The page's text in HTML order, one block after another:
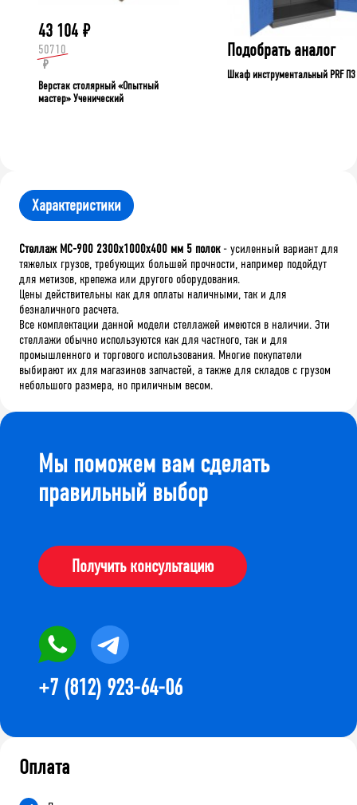
43 104 ₽
50710
₽
Верстак столярный «Опытный
мастер» Ученический
Подобрать аналог
Шкаф инструментальный PRF П3
Характеристики
Стеллаж МС-900 2300х1000х400 мм 5 полок- усиленный вариант для
тяжелых грузов, требующих большей прочности, например подойдут
для метизов, крепежа или другого оборудования.
Цены действительны как для оплаты наличными, так и для
безналичного расчета.
Все комплектации данной модели стеллажей имеются в наличии. Эти
стеллажи обычно используются как для частного, так и для
промышленного и торгового использования. Многие покупатели
выбирают их для магазинов запчастей, а также для складов с грузом
небольшого размера, но приличным весом.
Мы поможем вам сделать
правильный выбор
Получить консультацию
+7 (812) 923-64-06
Оплата